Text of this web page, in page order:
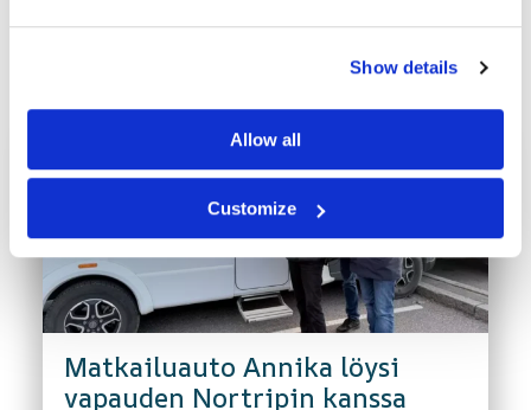
Show details
Allow all
Customize
Viimeisimmät uutiset
Matkailuauto Annika löysi
vapauden Nortripin kanssa